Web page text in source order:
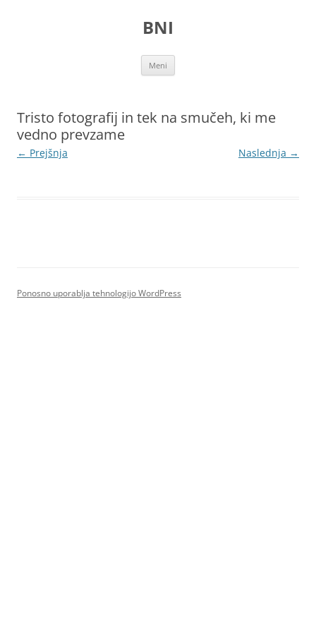
BNI
Meni
Tristo fotografij in tek na smučeh, ki me
vedno prevzame
← Prejšnja Naslednja →
Ponosno uporablja tehnologijo WordPress